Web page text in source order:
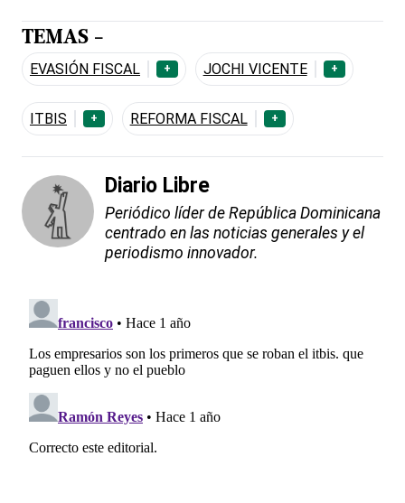
TEMAS -
EVASIÓN FISCAL + JOCHI VICENTE +
ITBIS + REFORMA FISCAL +
Diario Libre
Periódico líder de República Dominicana
centrado en las noticias generales y el
periodismo innovador.